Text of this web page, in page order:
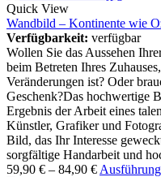
Quick View
Wandbild – Kontinente wie
Verfügbarkeit: verfügbar
Wollen Sie das Aussehen
beim Betreten Ihres
Veränderungen ist? Oder
Geschenk?Das hochwertige
Ergebnis der Arbeit eines
Künstler, Grafiker und
Bild, das Ihr Interesse
sorgfältige Handarbeit und
59,90 € – 84,90 €